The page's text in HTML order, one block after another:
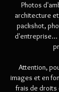
Photos
architecture
packshot,
Attention,
images et en
frais de droits